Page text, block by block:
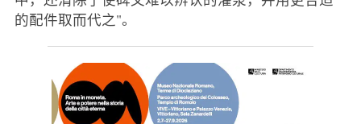
的配件取而代之"。